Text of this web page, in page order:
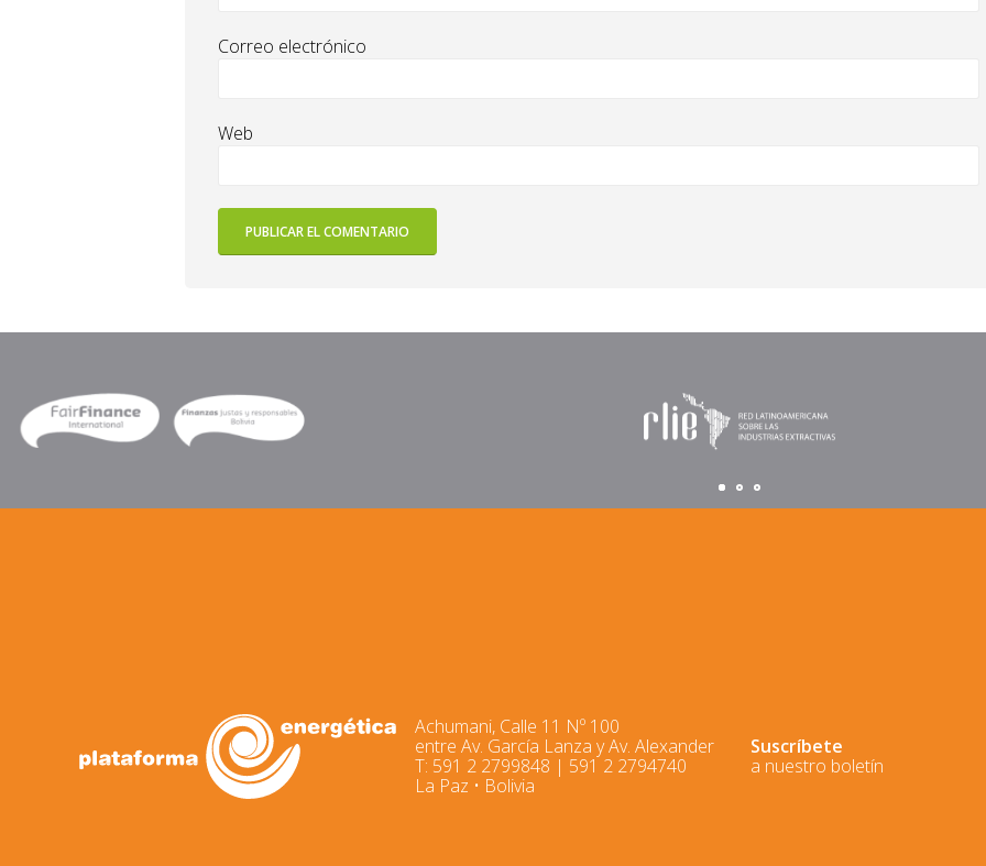
Correo electrónico
Web
Achumani, Calle 11 Nº 100
entre Av. García Lanza y Av. Alexander
T: 591 2 2799848 | 591 2 2794740
La Paz • Bolivia
Suscríbete
a nuestro boletín